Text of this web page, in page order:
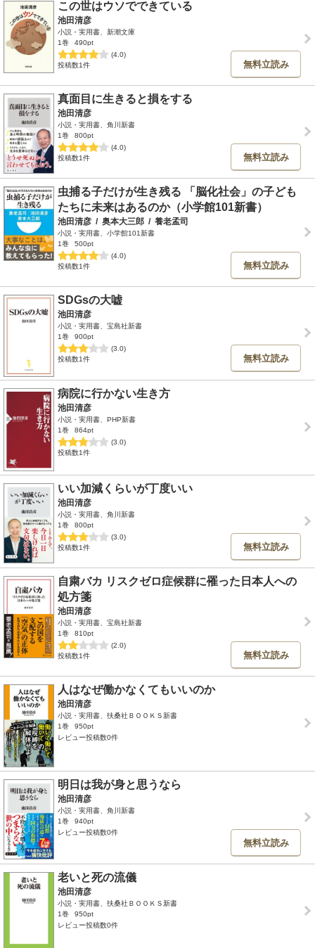
この世はウソでできている
池田清彦
小説・実用書、新潮文庫
1巻
490pt
(4.0)
投稿数1件
無料立読み
真面目に生きると損をする
池田清彦
小説・実用書、角川新書
1巻
800pt
(4.0)
投稿数1件
無料立読み
虫捕る子だけが生き残る 「脳化社会」の子ども
たちに未来はあるのか（小学館101新書）
池田清彦 / 奥本大三郎 / 養老孟司
小説・実用書、小学館101新書
1巻
500pt
(4.0)
投稿数1件
無料立読み
SDGsの大嘘
池田清彦
小説・実用書、宝島社新書
1巻
900pt
(3.0)
投稿数1件
無料立読み
病院に行かない生き方
池田清彦
小説・実用書、PHP新書
1巻
864pt
(3.0)
投稿数1件
いい加減くらいが丁度いい
池田清彦
小説・実用書、角川新書
1巻
800pt
(3.0)
投稿数1件
無料立読み
自粛バカ リスクゼロ症候群に罹った日本人への
処方箋
池田清彦
小説・実用書、宝島社新書
1巻
810pt
(2.0)
投稿数1件
無料立読み
人はなぜ働かなくてもいいのか
池田清彦
小説・実用書、扶桑社ＢＯＯＫＳ新書
1巻
950pt
レビュー投稿数0件
明日は我が身と思うなら
池田清彦
小説・実用書、角川新書
1巻
940pt
レビュー投稿数0件
無料立読み
老いと死の流儀
池田清彦
小説・実用書、扶桑社ＢＯＯＫＳ新書
1巻
950pt
レビュー投稿数0件